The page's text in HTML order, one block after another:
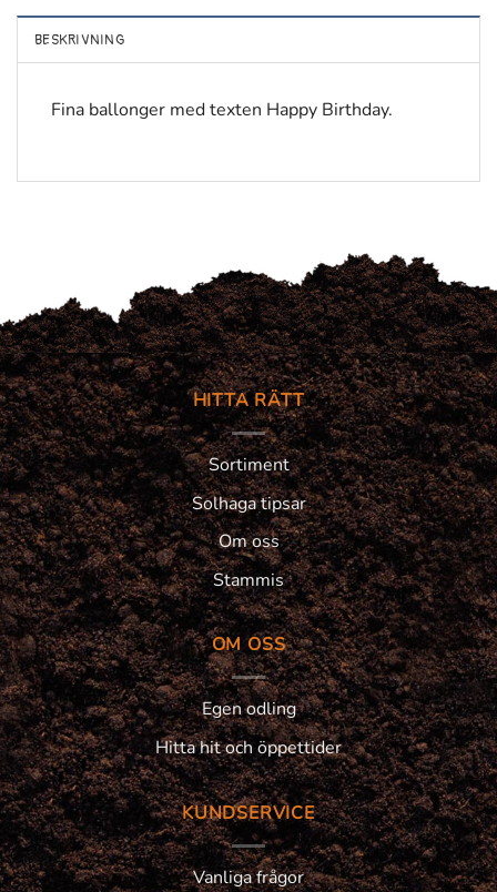
BESKRIVNING
Fina ballonger med texten Happy Birthday.
HITTA RÄTT
Sortiment
Solhaga tipsar
Om oss
Stammis
OM OSS
Egen odling
Hitta hit och öppettider
KUNDSERVICE
Vanliga frågor